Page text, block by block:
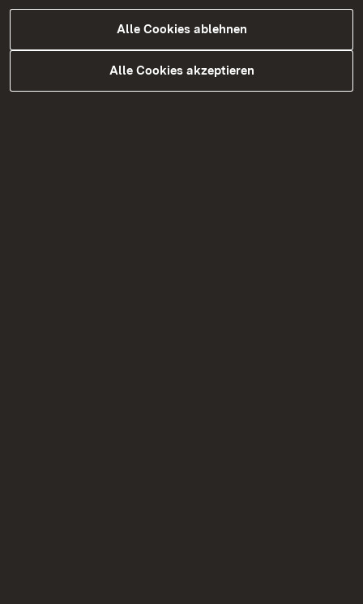
alten Schulhauses und Kindergartens.
Objektdaten
Alle Cookies ablehnen
Alle Cookies akzeptieren